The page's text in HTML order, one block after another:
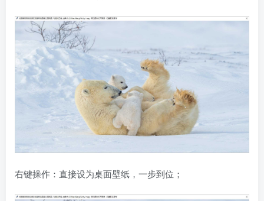
右键操作：直接设为桌面壁纸，一步到位；